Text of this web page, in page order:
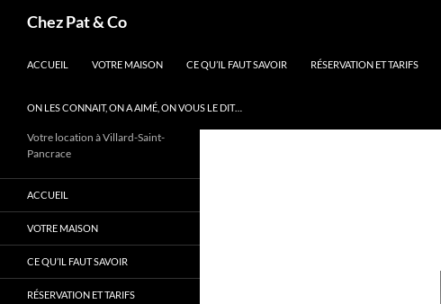
Chez Pat & Co
ACCUEIL VOTRE MAISON CE QU’IL FAUT SAVOIR RÉSERVATION ET TARIFS
ON LES CONNAIT, ON A AIMÉ, ON VOUS LE DIT…
Votre location à Villard-Saint-
Pancrace
ACCUEIL
VOTRE MAISON
CE QU’IL FAUT SAVOIR
RÉSERVATION ET TARIFS